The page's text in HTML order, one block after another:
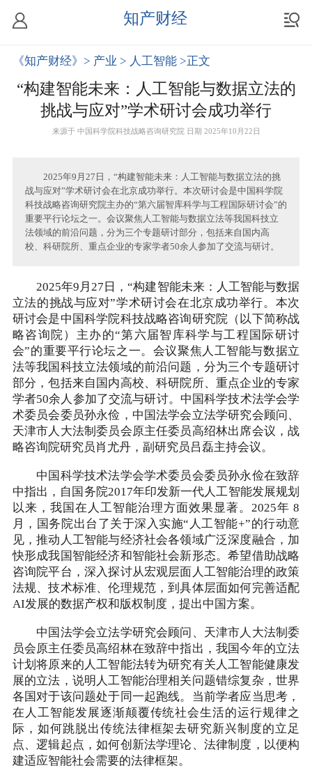
知产财经
《知产财经》 > 产业 > 人工智能 >正文
“构建智能未来：人工智能与数据立法的
挑战与应对”学术研讨会成功举行
来源于 中国科学院科技战略咨询研究院 日期 2025年10月22日
2025年9月27日，“构建智能未来：人工智能与数据立法的挑
战与应对”学术研讨会在北京成功举行。本次研讨会是中国科学院
科技战略咨询研究院主办的“第六届智库科学与工程国际研讨会”的
重要平行论坛之一。会议聚焦人工智能与数据立法等我国科技立
法领域的前沿问题，分为三个专题研讨部分，包括来自国内高
校、科研院所、重点企业的专家学者50余人参加了交流与研讨。
2025年9月27日，“构建智能未来：人工智能与数据
立法的挑战与应对”学术研讨会在北京成功举行。本次
研讨会是中国科学院科技战略咨询研究院（以下简称战
略咨询院）主办的“第六届智库科学与工程国际研讨
会”的重要平行论坛之一。会议聚焦人工智能与数据立
法等我国科技立法领域的前沿问题，分为三个专题研讨
部分，包括来自国内高校、科研院所、重点企业的专家
学者50余人参加了交流与研讨。中国科学技术法学会学
术委员会委员孙永俭，中国法学会立法学研究会顾问、
天津市人大法制委员会原主任委员高绍林出席会议，战
略咨询院研究员肖尤丹，副研究员吕磊主持会议。
中国科学技术法学会学术委员会委员孙永俭在致辞
中指出，自国务院2017年印发新一代人工智能发展规划
以来，我国在人工智能治理方面效果显著。2025年 8
月，国务院出台了关于深入实施“人工智能+”的行动意
见，推动人工智能与经济社会各领域广泛深度融合，加
快形成我国智能经济和智能社会新形态。希望借助战略
咨询院平台，深入探讨从宏观层面人工智能治理的政策
法规、技术标准、伦理规范，到具体层面如何完善适配
AI发展的数据产权和版权制度，提出中国方案。
中国法学会立法学研究会顾问、天津市人大法制委
员会原主任委员高绍林在致辞中指出，我国今年的立法
计划将原来的人工智能法转为研究有关人工智能健康发
展的立法，说明人工智能治理相关问题错综复杂，世界
各国对于该问题处于同一起跑线。当前学者应当思考，
在人工智能发展逐渐颠覆传统社会生活的运行规律之
际，如何跳脱出传统法律框架去研究新兴制度的立足
点、逻辑起点，如何创新法学理论、法律制度，以便构
建适应智能社会需要的法律框架。